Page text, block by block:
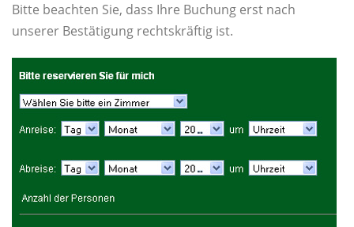
Bitte beachten Sie, dass Ihre Buchung erst nach
unserer Bestätigung rechtskräftig ist.